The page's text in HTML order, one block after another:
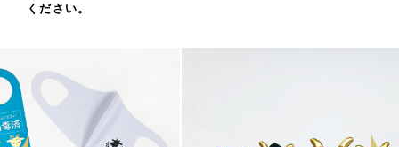
ください。